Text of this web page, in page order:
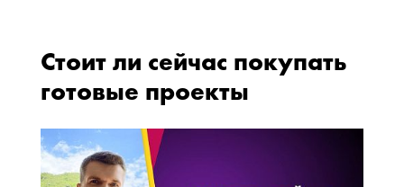
Стоит ли сейчас покупать
готовые проекты